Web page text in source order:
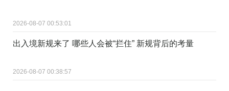
2026-08-07 00:53:01
出入境新规来了 哪些人会被“拦住” 新规背后的考量
2026-08-07 00:38:57